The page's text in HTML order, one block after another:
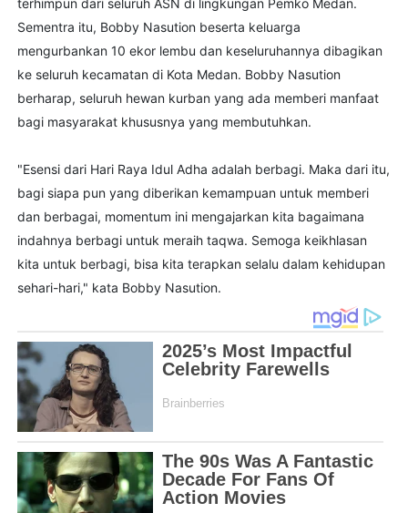
Sementra itu, Bobby Nasution beserta keluarga
mengurbankan 10 ekor lembu dan keseluruhannya dibagikan
ke seluruh kecamatan di Kota Medan. Bobby Nasution
berharap, seluruh hewan kurban yang ada memberi manfaat
bagi masyarakat khususnya yang membutuhkan.
"Esensi dari Hari Raya Idul Adha adalah berbagi. Maka dari itu,
bagi siapa pun yang diberikan kemampuan untuk memberi
dan berbagai, momentum ini mengajarkan kita bagaimana
indahnya berbagi untuk meraih taqwa. Semoga keikhlasan
kita untuk berbagi, bisa kita terapkan selalu dalam kehidupan
sehari-hari," kata Bobby Nasution.